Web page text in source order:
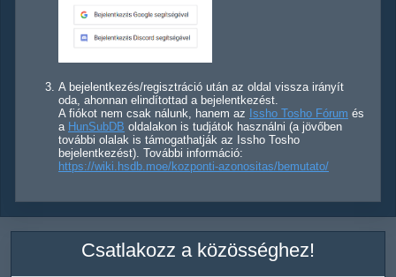
A bejelentkezés/regisztráció után az oldal vissza irányít
oda, ahonnan elindítottad a bejelentkezést.
A fiókot nem csak nálunk, hanem az Issho Tosho Fórum és
a HunSubDB oldalakon is tudjátok használni (a jövőben
további olalak is támogathatják az Issho Tosho
bejelentkezést). További információ:
https://wiki.hsdb.moe/kozponti-azonositas/bemutato/
Csatlakozz a közösséghez!